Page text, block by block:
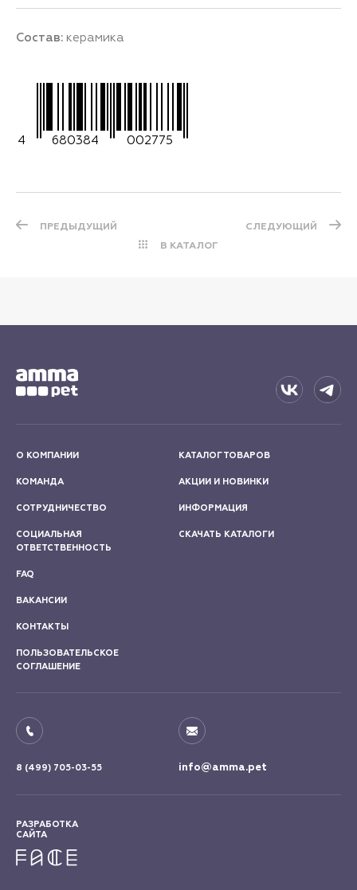
Состав: керамика
4 680384 002775
ПРЕДЫДУЩИЙ
В КАТАЛОГ
СЛЕДУЮЩИЙ
О КОМПАНИИ
КОМАНДА
СОТРУДНИЧЕСТВО
СОЦИАЛЬНАЯ
ОТВЕТСТВЕННОСТЬ
КАТАЛОГ ТОВАРОВ
АКЦИИ И НОВИНКИ
ИНФОРМАЦИЯ
СКАЧАТЬ КАТАЛОГИ
FAQ
ВАКАНСИИ
КОНТАКТЫ
ПОЛЬЗОВАТЕЛЬСКОЕ
СОГЛАШЕНИЕ
8 (499) 705-03-55 info@amma.pet
РАЗРАБОТКА
САЙТА